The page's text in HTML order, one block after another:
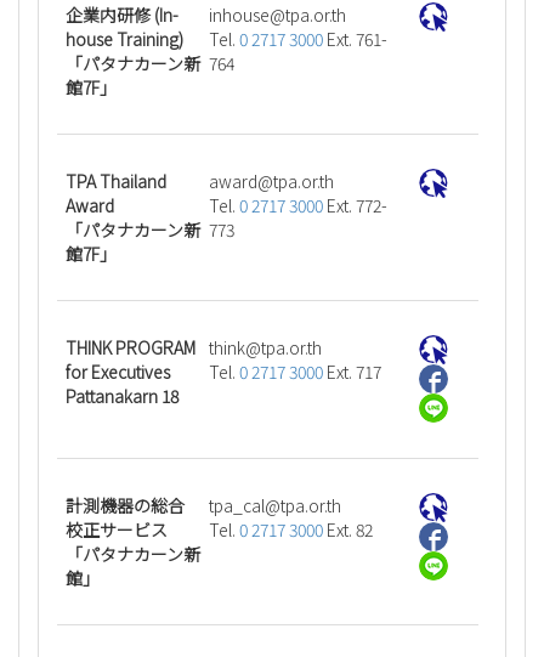
企業内研修 (In-
house Training)
「パタナカーン新
館7F」
ht.ro.apt@esuohni
Tel. 0 2717 3000 Ext. 761-
764
TPA Thailand
Award
「パタナカーン新
館7F」
ht.ro.apt@drawa
Tel. 0 2717 3000 Ext. 772-
773
THINK PROGRAM
for Executives
Pattanakarn 18
ht.ro.apt@kniht
Tel. 0 2717 3000 Ext. 717
計測機器の総合
校正サービス
「パタナカーン新
館」
ht.ro.apt@lac_apt
Tel. 0 2717 3000 Ext. 82